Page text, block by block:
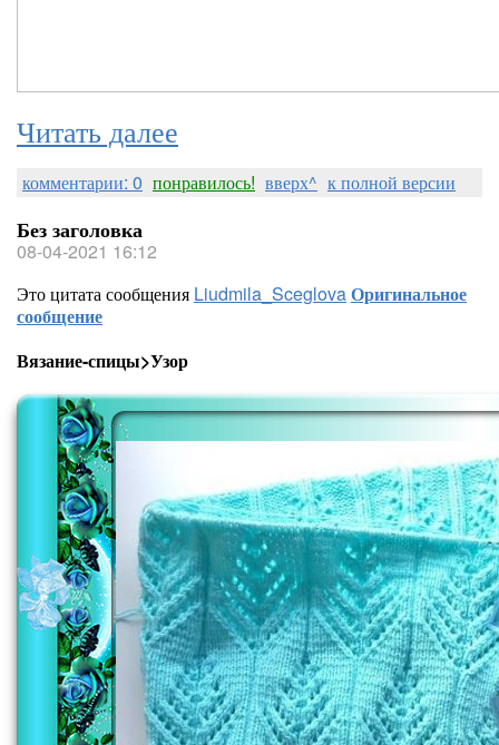
Читать далее
комментарии: 0 понравилось! вверх^ к полной версии
Без заголовка
08-04-2021 16:12
Это цитата сообщения Liudmila_SceglovaОригинальное
сообщение
Вязание-спицы>Узор